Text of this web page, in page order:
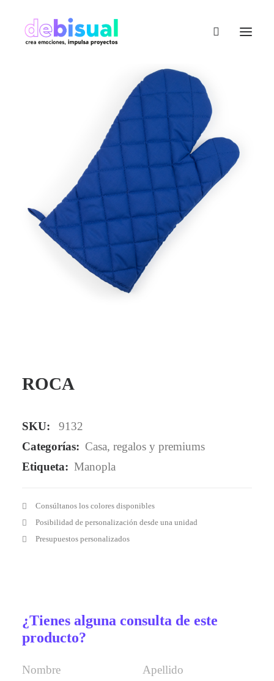
ROCA
SKU:
9132
Categorías: Casa, regalos y premiums
Etiqueta: Manopla
Consúltanos los colores disponibles
Posibilidad de personalización desde una unidad
Presupuestos personalizados
¿Tienes alguna consulta de este
producto?